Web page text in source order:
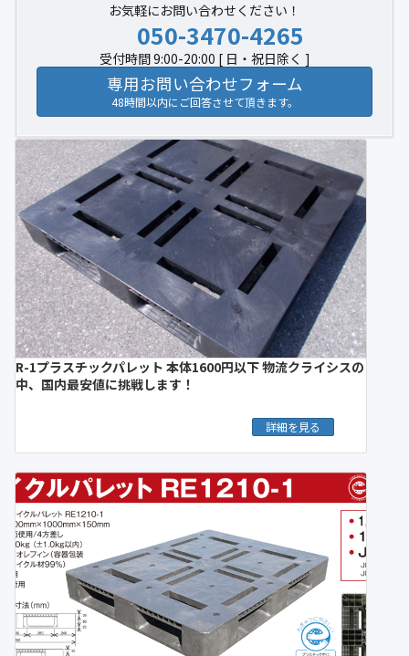
お気軽にお問い合わせください！
050-3470-4265
受付時間 9:00-20:00 [ 日・祝日除く ]
専用お問い合わせフォーム
48時間以内にご回答させて頂きます。
R-1プラスチックパレット 本体1600円以下 物流クライシスの
中、国内最安値に挑戦します！
詳細を見る